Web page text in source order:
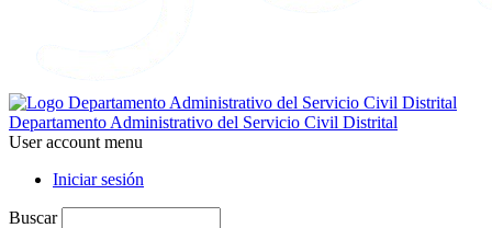
Departamento Administrativo del Servicio Civil Distrital
User account menu
Iniciar sesión
Buscar